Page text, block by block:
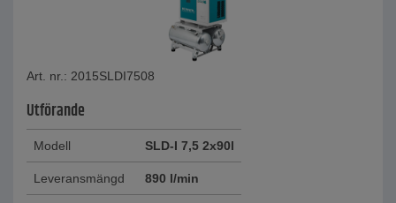
Art. nr.: 2015SLDI7508
Utförande
Modell SLD-I 7,5 2x90l
Leveransmängd 890 l/min